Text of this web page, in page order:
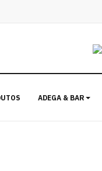
ADEGA & BAR